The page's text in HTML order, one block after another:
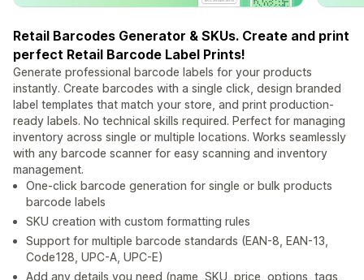
Retail Barcodes Generator & SKUs. Create and print
perfect Retail Barcode Label Prints!
Generate professional barcode labels for your products
instantly. Create barcodes with a single click, design branded
label templates that match your store, and print production-
ready labels. No technical skills required. Perfect for managing
inventory across single or multiple locations. Works seamlessly
with any barcode scanner for easy scanning and inventory
management.
One-click barcode generation for single or bulk products
barcode labels
SKU creation with custom formatting rules
Support for multiple barcode standards (EAN-8, EAN-13,
Code128, UPC-A, UPC-E)
Add any details you need (name, SKU, price, options, tags,